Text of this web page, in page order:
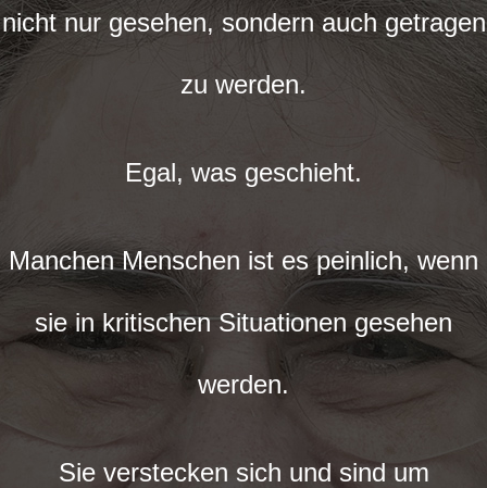
nicht nur gesehen, sondern auch getragen
zu werden.
Egal, was geschieht.
Manchen Menschen ist es peinlich, wenn
sie in kritischen Situationen gesehen
werden.
Sie verstecken sich und sind um